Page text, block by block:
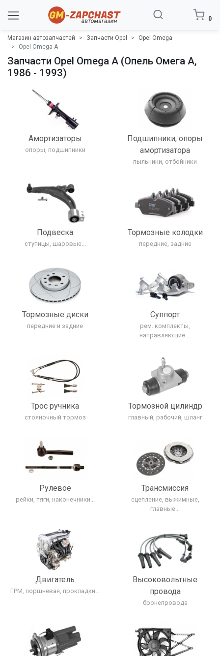
0
Магазин автозапчастей Запчасти Opel
Opel Omega
Opel Omega A
Запчасти Opel Omega A (Опель Омега A,
1986 - 1993)
Амортизаторы
опоры, подшипники
Подшипники, опоры
амортизатора
пыльники, отбойники
Подвеска
ступицы, шаровые...
Тормозные колодки
передние, задние
Тормозные диски
передние и задние
Cуппорт
рем. комплекты,
направляющие ...
Трос ручника
стояночный тормоз
Тормозной цилиндр
главный, рабочий, шланг
Рулевое
рейки, тяги, наконечники...
Трансмиcсия
сцепление, выжимные,
главные...
Двигатель
ГРМ, поршневая, прокладки...
Высоковольтные
провода
бронепровода